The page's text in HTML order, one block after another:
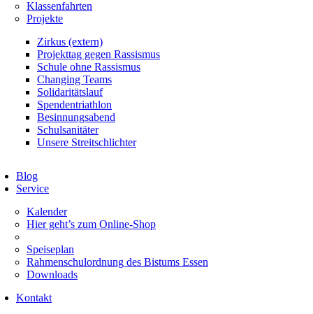
Klassenfahrten
Projekte
Zirkus (extern)
Projekttag gegen Rassismus
Schule ohne Rassismus
Changing Teams
Solidaritätslauf
Spendentriathlon
Besinnungsabend
Schulsanitäter
Unsere Streitschlichter
Blog
Service
Kalender
Hier geht’s zum Online-Shop
Speiseplan
Rahmenschulordnung des Bistums Essen
Downloads
Kontakt